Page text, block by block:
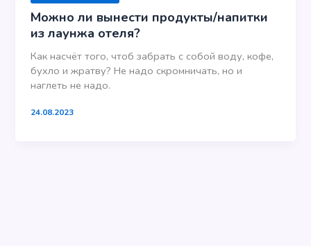
Можно ли вынести продукты/напитки
из лаунжа отеля?
Как насчёт того, чтоб забрать с собой воду, кофе,
бухло и жратву? Не надо скромничать, но и
наглеть не надо.
24.08.2023